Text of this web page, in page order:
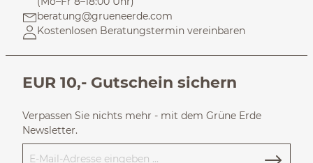
beratung@grueneerde.com
Kostenlosen Beratungstermin vereinbaren
EUR 10,- Gutschein sichern
Verpassen Sie nichts mehr - mit dem Grüne Erde
Newsletter.